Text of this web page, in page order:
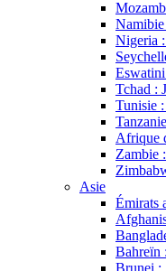
Namibie
Nigeria
Tchad :
Tunisie
Afrique
Zambie
Asie
Émirats
Bahreïn
Brunei :